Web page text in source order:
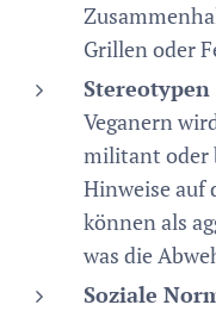
Grillen oder
Veganern
militant oder
Hinweise auf
können als
was die
Soziale